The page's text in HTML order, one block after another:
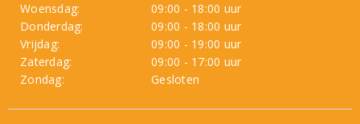
Woensdag:
09:00 - 18:00 uur
Donderdag:
09:00 - 18:00 uur
Vrijdag:
09:00 - 19:00 uur
Zaterdag:
09:00 - 17:00 uur
Zondag:
Gesloten